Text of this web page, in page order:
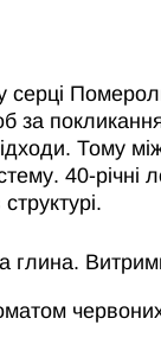
серці
за
Тому
40-річні
глина.